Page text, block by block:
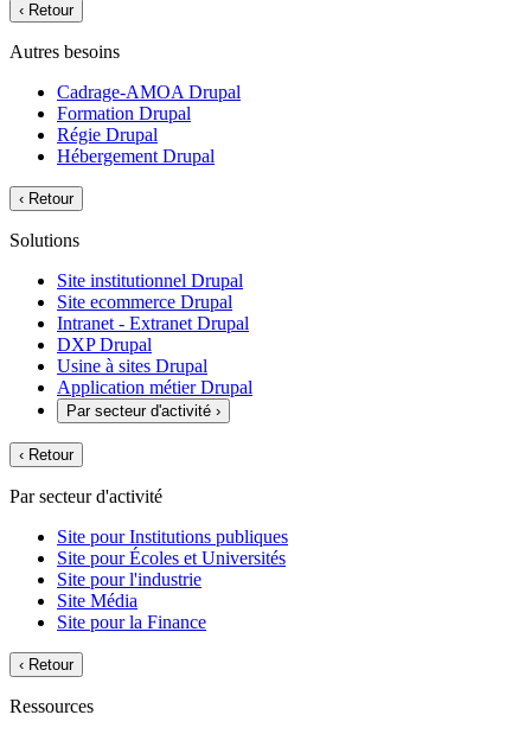
‹ Retour
Autres besoins
Cadrage-AMOA Drupal
Formation Drupal
Régie Drupal
Hébergement Drupal
‹ Retour
Solutions
Site institutionnel Drupal
Site ecommerce Drupal
Intranet - Extranet Drupal
DXP Drupal
Usine à sites Drupal
Application métier Drupal
Par secteur d'activité ›
‹ Retour
Par secteur d'activité
Site pour Institutions publiques
Site pour Écoles et Universités
Site pour l'industrie
Site Média
Site pour la Finance
‹ Retour
Ressources